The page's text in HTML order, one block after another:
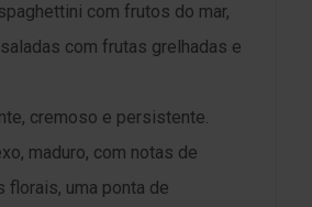
com frutos do mar,
com frutas grelhadas e
cremoso e persistente.
maduro, com notas de
florais, uma ponta de